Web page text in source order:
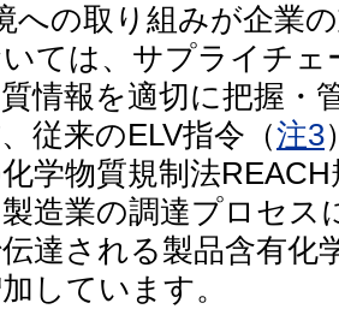
への取り組みが企業
ては、サプライチェ
情報を適切に把握・
従来のELV指令（注3
学物質規制法REACH
製造業の調達プロセ
達される製品含有化
しています。